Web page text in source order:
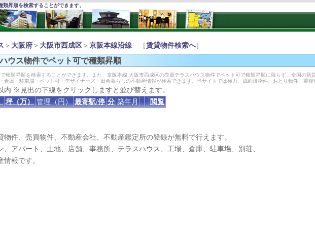
昇順を検索することができます。
＞ 大阪府 ＞ 大阪市西成区 ＞ 京阪本線沿線 ［賃貸物件検索へ］
ウス物件でペット可で種類昇順
類昇順を検索することができます。また、京阪本線 大阪市西成区の売買テラスハウス物件でペット可で種類昇順に限らず、全国の
倉庫・駐車場・ペット可・デザイナーズ・田舎暮らしの不動産情報が検索できます。当サイトでは極力、成約済物件、おとり物件、重
内 ※見出の下線をクリックしますと並び替えます。
坪（万） 管理（円） 最寄駅/停 分 築年月 閲覧
件、売買物件、不動産会社、不動産鑑定所の登録が無料で行えます。
アパート、土地、店舗、事務所、テラスハウス、工場、倉庫、駐車場、別荘、
報です。